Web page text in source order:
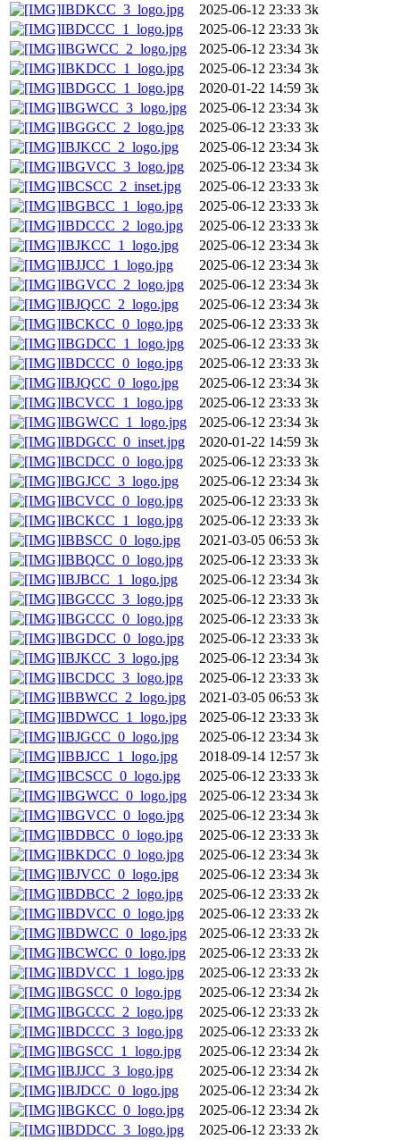
IBDKCC_3_logo.jpg
2025-06-12 23:33 3k
IBDCCC_1_logo.jpg
2025-06-12 23:33 3k
IBGWCC_2_logo.jpg
2025-06-12 23:34 3k
IBKDCC_1_logo.jpg
2025-06-12 23:34 3k
IBDGCC_1_logo.jpg
2020-01-22 14:59 3k
IBGWCC_3_logo.jpg
2025-06-12 23:34 3k
IBGGCC_2_logo.jpg
2025-06-12 23:33 3k
IBJKCC_2_logo.jpg
2025-06-12 23:34 3k
IBGVCC_3_logo.jpg
2025-06-12 23:34 3k
IBCSCC_2_inset.jpg
2025-06-12 23:33 3k
IBGBCC_1_logo.jpg
2025-06-12 23:33 3k
IBDCCC_2_logo.jpg
2025-06-12 23:33 3k
IBJKCC_1_logo.jpg
2025-06-12 23:34 3k
IBJJCC_1_logo.jpg
2025-06-12 23:34 3k
IBGVCC_2_logo.jpg
2025-06-12 23:34 3k
IBJQCC_2_logo.jpg
2025-06-12 23:34 3k
IBCKCC_0_logo.jpg
2025-06-12 23:33 3k
IBGDCC_1_logo.jpg
2025-06-12 23:33 3k
IBDCCC_0_logo.jpg
2025-06-12 23:33 3k
IBJQCC_0_logo.jpg
2025-06-12 23:34 3k
IBCVCC_1_logo.jpg
2025-06-12 23:33 3k
IBGWCC_1_logo.jpg
2025-06-12 23:34 3k
IBDGCC_0_inset.jpg
2020-01-22 14:59 3k
IBCDCC_0_logo.jpg
2025-06-12 23:33 3k
IBGJCC_3_logo.jpg
2025-06-12 23:34 3k
IBCVCC_0_logo.jpg
2025-06-12 23:33 3k
IBCKCC_1_logo.jpg
2025-06-12 23:33 3k
IBBSCC_0_logo.jpg
2021-03-05 06:53 3k
IBBQCC_0_logo.jpg
2025-06-12 23:33 3k
IBJBCC_1_logo.jpg
2025-06-12 23:34 3k
IBGCCC_3_logo.jpg
2025-06-12 23:33 3k
IBGCCC_0_logo.jpg
2025-06-12 23:33 3k
IBGDCC_0_logo.jpg
2025-06-12 23:33 3k
IBJKCC_3_logo.jpg
2025-06-12 23:34 3k
IBCDCC_3_logo.jpg
2025-06-12 23:33 3k
IBBWCC_2_logo.jpg
2021-03-05 06:53 3k
IBDWCC_1_logo.jpg
2025-06-12 23:33 3k
IBJGCC_0_logo.jpg
2025-06-12 23:34 3k
IBBJCC_1_logo.jpg
2018-09-14 12:57 3k
IBCSCC_0_logo.jpg
2025-06-12 23:33 3k
IBGWCC_0_logo.jpg
2025-06-12 23:34 3k
IBGVCC_0_logo.jpg
2025-06-12 23:34 3k
IBDBCC_0_logo.jpg
2025-06-12 23:33 3k
IBKDCC_0_logo.jpg
2025-06-12 23:34 3k
IBJVCC_0_logo.jpg
2025-06-12 23:34 3k
IBDBCC_2_logo.jpg
2025-06-12 23:33 2k
IBDVCC_0_logo.jpg
2025-06-12 23:33 2k
IBDWCC_0_logo.jpg
2025-06-12 23:33 2k
IBCWCC_0_logo.jpg
2025-06-12 23:33 2k
IBDVCC_1_logo.jpg
2025-06-12 23:33 2k
IBGSCC_0_logo.jpg
2025-06-12 23:34 2k
IBGCCC_2_logo.jpg
2025-06-12 23:33 2k
IBDCCC_3_logo.jpg
2025-06-12 23:33 2k
IBGSCC_1_logo.jpg
2025-06-12 23:34 2k
IBJJCC_3_logo.jpg
2025-06-12 23:34 2k
IBJDCC_0_logo.jpg
2025-06-12 23:34 2k
IBGKCC_0_logo.jpg
2025-06-12 23:34 2k
IBDDCC_3_logo.jpg
2025-06-12 23:33 2k